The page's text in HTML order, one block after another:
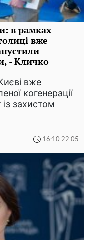
в рамках
вже
- Кличко
вже
когенерації
захистом
16:10 22.05